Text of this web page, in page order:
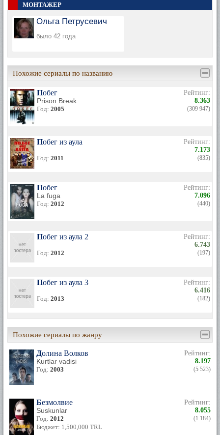
МОНТАЖЕР
Ольга Петрусевич
было 42 года
Похожие сериалы по названию
Побег
Prison Break
Год: 2005
Рейтинг:
8.363
(309 947)
Побег из аула
Год: 2011
Рейтинг:
7.173
(835)
Побег
La fuga
Год: 2012
Рейтинг:
7.096
(440)
Побег из аула 2
Год: 2012
Рейтинг:
6.743
(197)
Побег из аула 3
Год: 2013
Рейтинг:
6.416
(182)
Похожие сериалы по жанру
Долина Волков
Kurtlar vadisi
Год: 2003
Рейтинг:
8.197
(5 523)
Безмолвие
Suskunlar
Год: 2012
Бюджет: 1,500,000 TRL
Рейтинг:
8.055
(1 184)